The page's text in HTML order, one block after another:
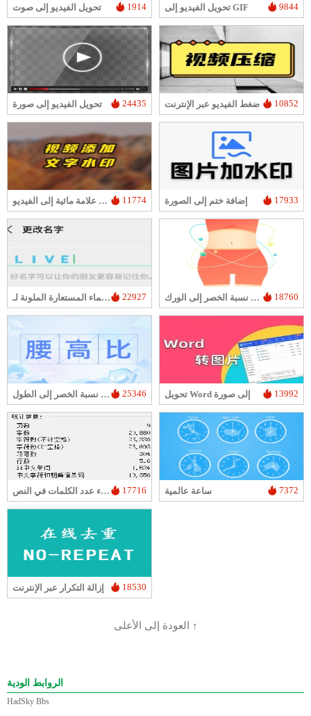
تحويل الفيديو إلى صوت 1914 تحويل الفيديو إلى GIF 9844
تحويل الفيديو إلى صورة 24435 ضغط الفيديو عبر الإنترنت 10852
إضافة علامة مائية إلى الفيديو 11774 إضافة ختم إلى الصورة 17933
مولد الأسماء المستعارة الملونة لـ WeChat 22927 حاسبة نسبة الخصر إلى الورك 18760
آلة حاسبة نسبة الخصر إلى الطول 25346 تحويل Word إلى صورة 13992
إحصاء عدد الكلمات في النص 17716 ساعة عالمية 7372
إزالة التكرار عبر الإنترنت 18530
العودة إلى الأعلى ↑
الروابط الودية
HadSky Bbs